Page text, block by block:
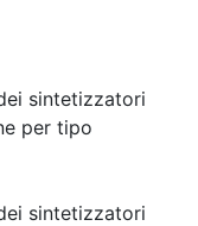
sintetizzatori
per tipo
sintetizzatori